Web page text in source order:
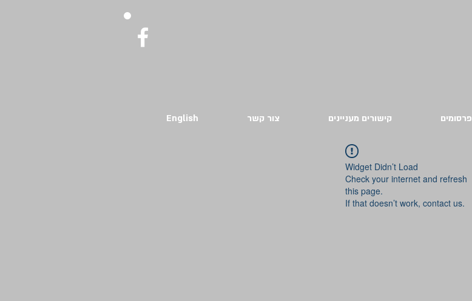
פרסומים קישורים מעניינים צור קשר English
Widget Didn’t Load
Check your internet and refresh
this page.
If that doesn’t work, contact us.